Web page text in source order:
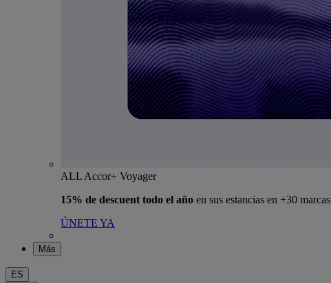
ALL Accor+ Voyager
15% de descuent todo el año en sus estancias en +30 marcas
ÚNETE YA
Más
ES